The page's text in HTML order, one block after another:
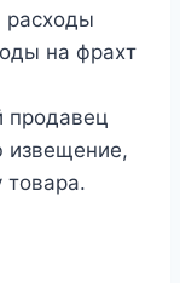
расходы
на фрахт
продавец
извещение,